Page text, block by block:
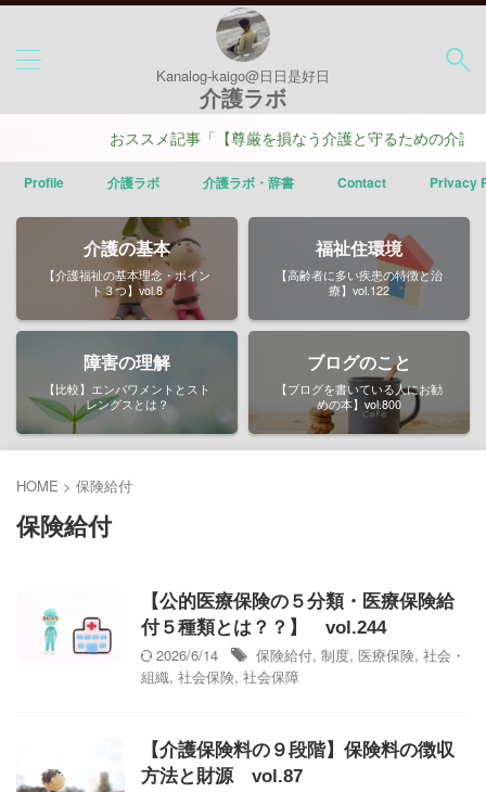
Kanalog-kaigo@日日是好日
介護ラボ
おススメ記事「【尊厳を損なう介護と守るための介護】ポ
Profile 介護ラボ 介護ラボ・辞書 Contact Privacy
介護の基本
【介護福祉の基本理念・ポイン
ト３つ】vol.8
福祉住環境
【高齢者に多い疾患の特徴と治
療】vol.122
障害の理解
【比較】エンパワメントとスト
レングスとは？
ブログのこと
【ブログを書いている人にお勧
めの本】vol.800
HOME > 保険給付
保険給付
【公的医療保険の５分類・医療保険給
付５種類とは？？】 vol.244
2026/6/14
保険給付, 制度, 医療保険, 社会・
組織, 社会保険, 社会保障
【介護保険料の９段階】保険料の徴収
方法と財源 vol.87